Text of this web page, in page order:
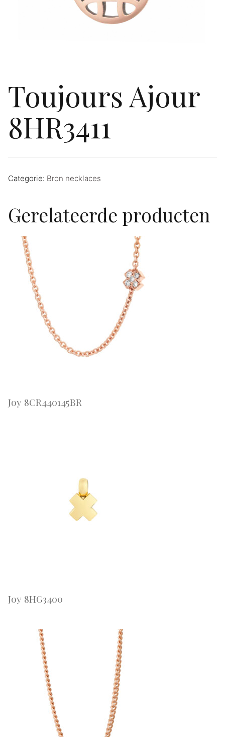
Toujours Ajour
8HR3411
Categorie: Bron necklaces
Gerelateerde producten
Joy 8CR440145BR
Joy 8HG3400